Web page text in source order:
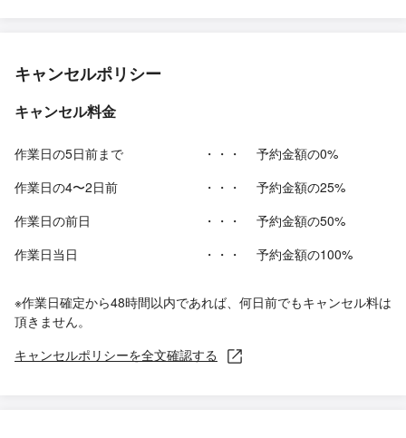
キャンセルポリシー
キャンセル料金
作業日の5日前まで ・・・
予約金額の0%
作業日の4〜2日前
・・・
予約金額の25%
作業日の前日
・・・
予約金額の50%
作業日当日
・・・ 予約金額の100%
※作業日確定から48時間以内であれば、何日前でもキャンセル料は
頂きません。
キャンセルポリシーを全文確認する